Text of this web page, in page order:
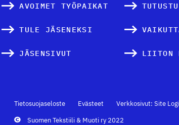
AVOIMET TYÖPAIKAT
TULE JÄSENEKSI
JÄSENSIVUT LIITON
Tietosuojaseloste Evästeet
Verkkosivut: Site
Suomen Tekstiili & Muoti ry 2022